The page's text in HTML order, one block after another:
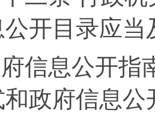
开目录应当
信息公开指
和政府信息